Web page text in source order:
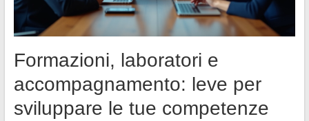
Formazioni, laboratori e
accompagnamento: leve per
sviluppare le tue competenze